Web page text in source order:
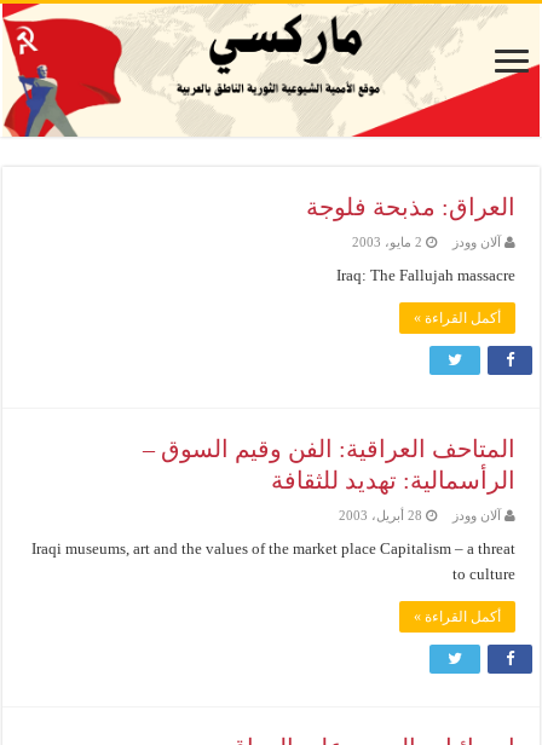
العراق: مذبحة فلوجة
آلان وودز 2 مايو، 2003
Iraq: The Fallujah massacre
أكمل القراءة »
المتاحف العراقية: الفن وقيم السوق –
الرأسمالية: تهديد للثقافة
آلان وودز 28 أبريل، 2003
Iraqi museums, art and the values of the market place Capitalism – a threat
to culture
أكمل القراءة »